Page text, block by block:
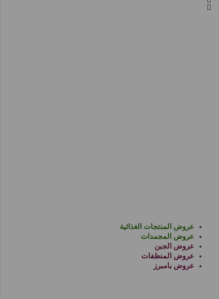
عروض المنتجات الغذائية
عروض المجمدات
عروض الجبن
عروض المنظفات
عروض بامبرز